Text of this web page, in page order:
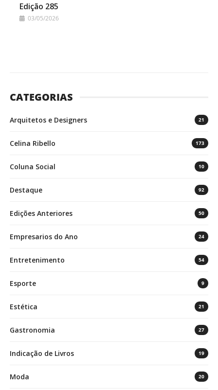
Edição 285
03/05/2026
CATEGORIAS
Arquitetos e Designers 21
Celina Ribello 173
Coluna Social 10
Destaque 92
Edições Anteriores 50
Empresarios do Ano 24
Entretenimento 54
Esporte 9
Estética 21
Gastronomia 27
Indicação de Livros 19
Moda 20